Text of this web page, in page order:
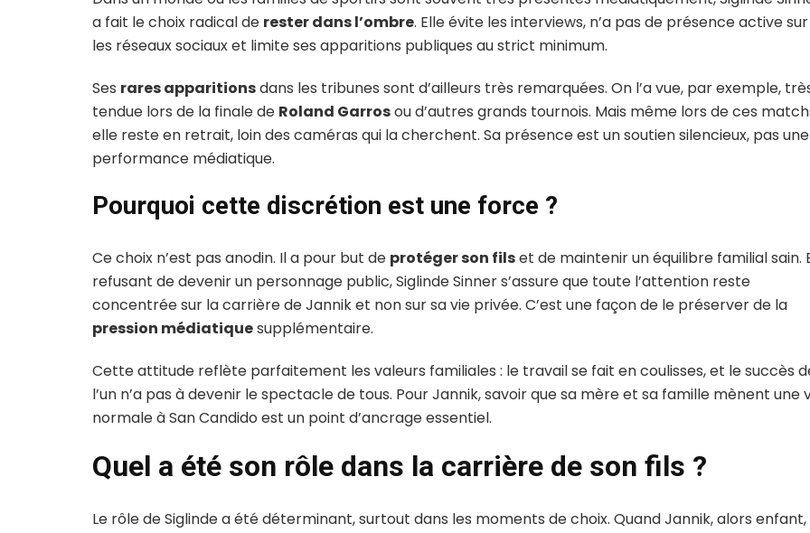
a fait le choix radical de rester dans l’ombre. Elle évite les interviews, n’a pas de présence active sur
les réseaux sociaux et limite ses apparitions publiques au strict minimum.
Ses rares apparitionsdans les tribunes sont d’ailleurs très remarquées. On l’a vue, par exemple,
tendue lors de la finale de Roland Garrosou d’autres grands tournois. Mais même lors de ces
elle reste en retrait, loin des caméras qui la cherchent. Sa présence est un soutien silencieux, pas une
performance médiatique.
Pourquoi cette discrétion est une force ?
Ce choix n’est pas anodin. Il a pour but de protéger son filset de maintenir un équilibre familial sain.
refusant de devenir un personnage public, Siglinde Sinner s’assure que toute l’attention reste
concentrée sur la carrière de Jannik et non sur sa vie privée. C’est une façon de le préserver de la
pression médiatiquesupplémentaire.
Cette attitude reflète parfaitement les valeurs familiales : le travail se fait en coulisses, et le succès
l’un n’a pas à devenir le spectacle de tous. Pour Jannik, savoir que sa mère et sa famille mènent une
normale à San Candido est un point d’ancrage essentiel.
Quel a été son rôle dans la carrière de son fils ?
Le rôle de Siglinde a été déterminant, surtout dans les moments de choix. Quand Jannik, alors enfant,